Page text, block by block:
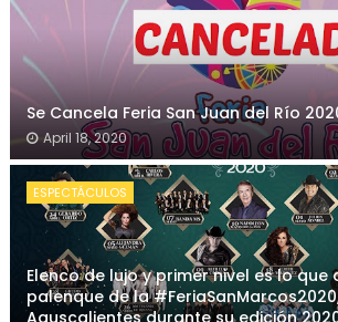
Se Cancela Feria San Juan del Río
April 18, 2020
ESPECTÁCULOS
Elenco de lujo y primer nivel es lo que
palenque de la
Aguscalientes durante su edición